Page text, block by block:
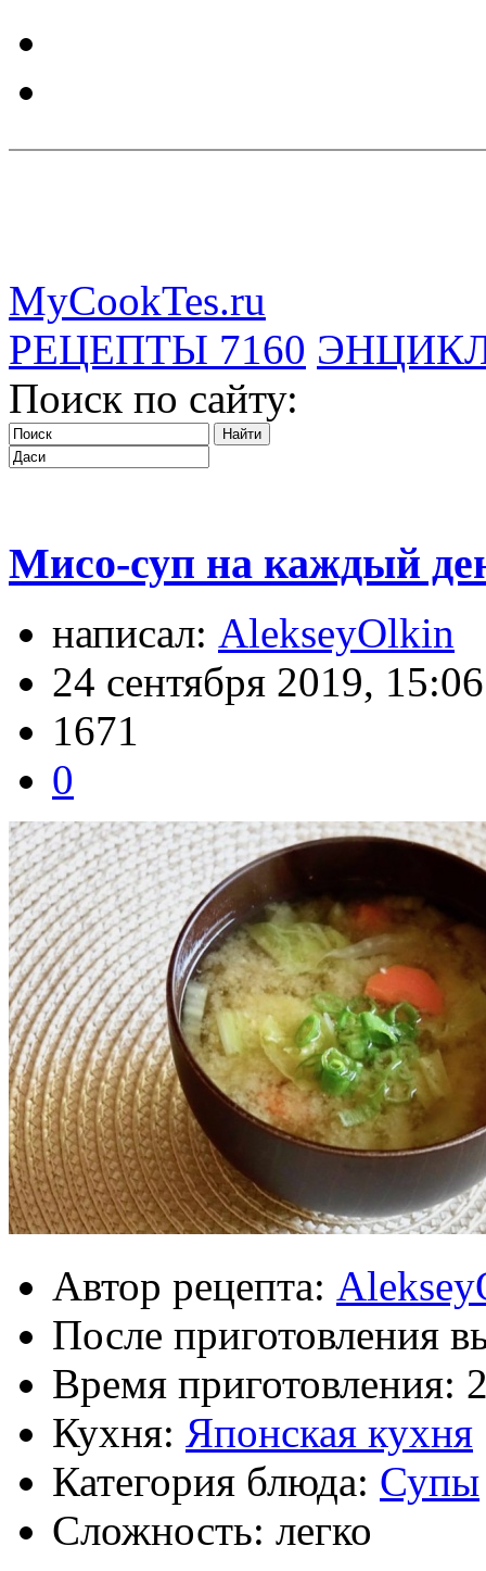
MyCookTes.ru
РЕЦЕПТЫ 7160
Поиск по сайту:
Мисо-суп на каждый
написал: AlekseyOlkin
24 сентября 2019, 15:06
1671
0
Автор рецепта:
После приготовления
Время приготовления:
Кухня: Японская кухня
Категория блюда: Супы
Сложность: легко